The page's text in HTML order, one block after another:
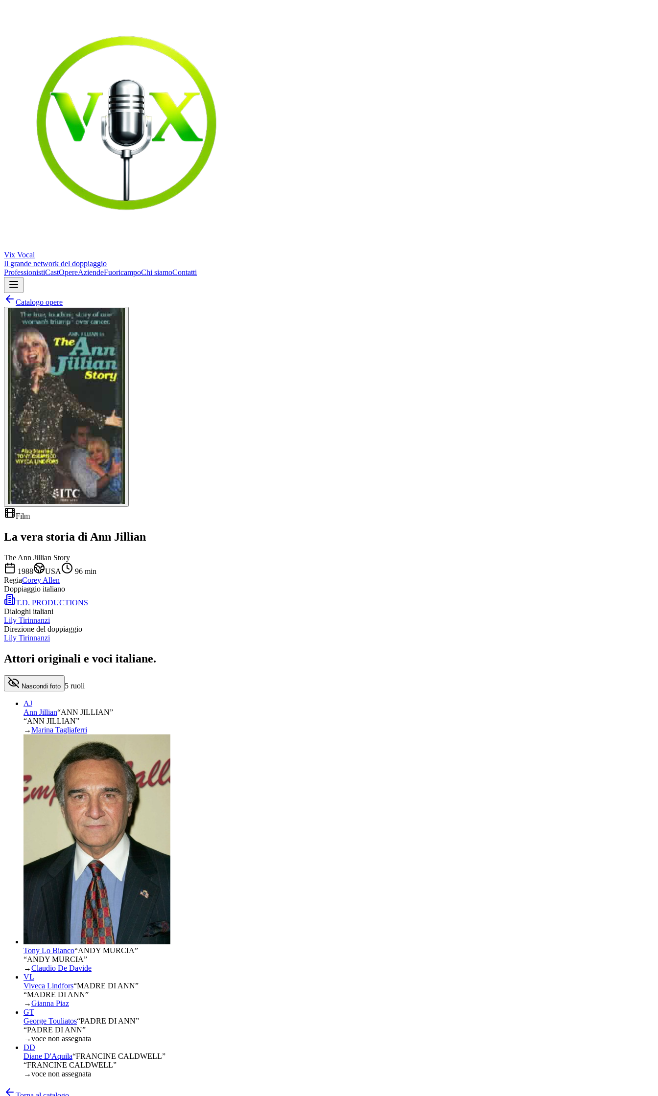
Vix Vocal
Il grande network del doppiaggio
ProfessionistiCastOpereAziendeFuoricampoChi siamoContatti
Catalogo opere
Film
La vera storia di Ann Jillian
The Ann Jillian Story
1988
USA 96 min
RegiaCorey Allen
Doppiaggio italiano
T.D. PRODUCTIONS
Dialoghi italiani
Lily Tirinnanzi
Direzione del doppiaggio
Lily Tirinnanzi
Attori originali e voci italiane.
Nascondi foto 5 ruoli
AJ
Ann Jillian“ANN JILLIAN”
“ANN JILLIAN”
→Marina Tagliaferri
Tony Lo Bianco“ANDY MURCIA”
“ANDY MURCIA”
→Claudio De Davide
VL
Viveca Lindfors“MADRE DI ANN”
“MADRE DI ANN”
→Gianna Piaz
GT
George Touliatos“PADRE DI ANN”
“PADRE DI ANN”
→voce non assegnata
DD
Diane D'Aquila“FRANCINE CALDWELL”
“FRANCINE CALDWELL”
→voce non assegnata